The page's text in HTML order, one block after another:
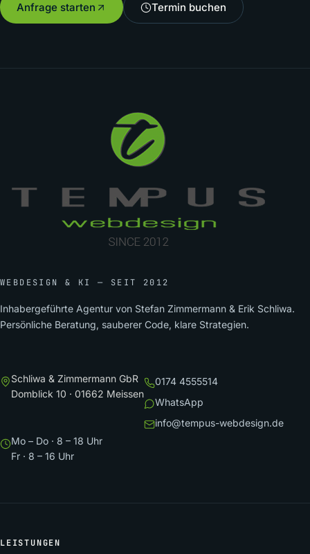
Anfrage starten Termin buchen
WEBDESIGN & KI — SEIT 2012
Inhabergeführte Agentur von Stefan Zimmermann & Erik Schliwa.
Persönliche Beratung, sauberer Code, klare Strategien.
Schliwa & Zimmermann GbR
Domblick 10 · 01662 Meissen
0174 4555514
WhatsApp
info@tempus-webdesign.de
Mo – Do · 8 – 18 Uhr
Fr · 8 – 16 Uhr
LEISTUNGEN